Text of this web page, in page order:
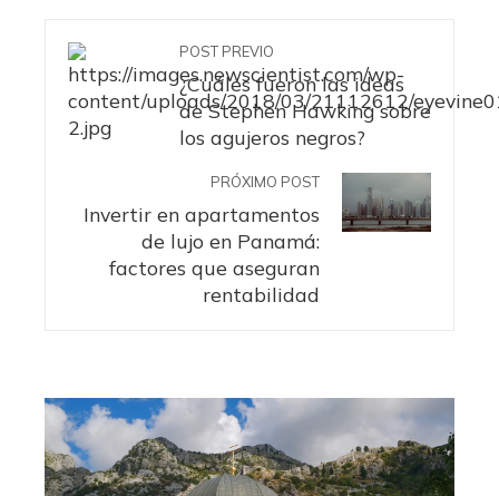
POST PREVIO
¿Cuáles fueron las ideas
de Stephen Hawking sobre
los agujeros negros?
PRÓXIMO POST
Invertir en apartamentos
de lujo en Panamá:
factores que aseguran
rentabilidad